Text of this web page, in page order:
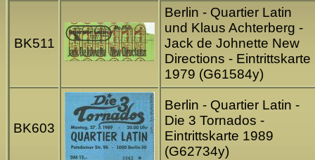
BK511
Berlin - Quartier Latin
und Klaus Achterberg -
Jack de Johnette New
Directions - Eintrittskarte
1979 (G61584y)
BK603
Berlin - Quartier Latin -
Die 3 Tornados -
Eintrittskarte 1989
(G62734y)